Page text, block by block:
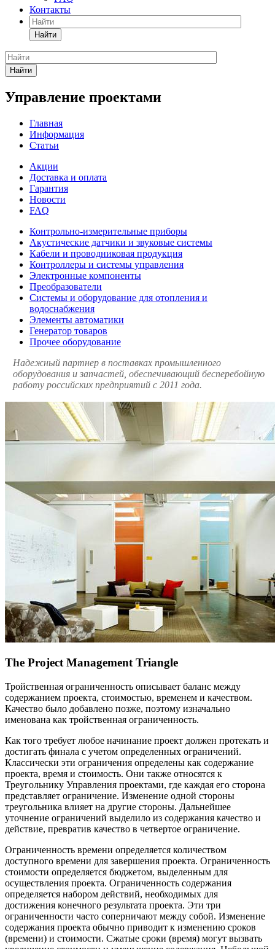
Контакты
Найти
Найти
Управление проектами
Главная
Информация
Статьи
Акции
Доставка и оплата
Гарантия
Новости
FAQ
Контрольно-измерительные приборы
Акустические датчики и звуковые системы
Кабели и проводниковая продукция
Контроллеры и системы управления
Электронные компоненты
Преобразователи
Системы и оборудование для отопления и
водоснабжения
Элементы автоматики
Генератор товаров
Прочее оборудование
Надежный партнер в поставках промышленного
оборудования и запчастей, обеспечивающий бесперебойную
работу российских предприятий с 2011 года.
The Project Management Triangle
Тройственная ограниченность описывает баланс между
содержанием проекта, стоимостью, временем и качеством.
Качество было добавлено позже, поэтому изначально
именована как тройственная ограниченность.
Как того требует любое начинание проект должен протекать и
достигать финала с учетом определенных ограничений.
Классически эти ограничения определены как содержание
проекта, время и стоимость. Они также относятся к
Треугольнику Управления проектами, где каждая его сторона
представляет ограничение. Изменение одной стороны
треугольника влияет на другие стороны. Дальнейшее
уточнение ограничений выделило из содержания качество и
действие, превратив качество в четвертое ограничение.
Ограниченность времени определяется количеством
доступного времени для завершения проекта. Ограниченность
стоимости определяется бюджетом, выделенным для
осуществления проекта. Ограниченность содержания
определяется набором действий, необходимых для
достижения конечного результата проекта. Эти три
ограниченности часто соперничают между собой. Изменение
содержания проекта обычно приводит к изменению сроков
(времени) и стоимости. Сжатые сроки (время) могут вызвать